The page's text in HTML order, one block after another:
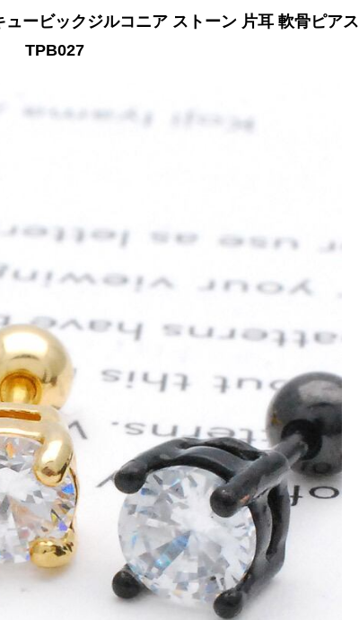
ービックジルコニア ストーン 片耳 軟骨ピアス
TPB027